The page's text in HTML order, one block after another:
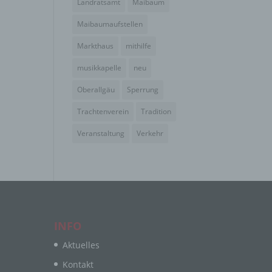
Landratsamt Maibaum
Maibaumaufstellen
Markthaus mithilfe
musikkapelle neu
Oberallgäu Sperrung
Trachtenverein Tradition
Veranstaltung Verkehr
INFO
Aktuelles
Kontakt
das